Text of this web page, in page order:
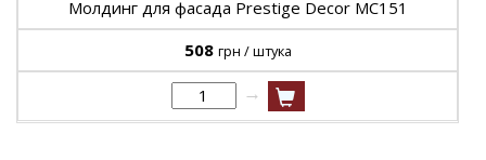
Молдинг для фасада Prestige Decor MC151
508 грн / штука
→